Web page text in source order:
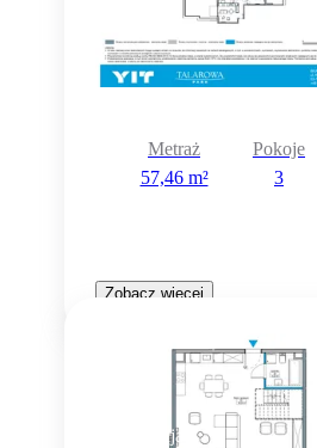
Metraż
57,46 m²
Pokoje
3
Zobacz więcej
Rezerwacja